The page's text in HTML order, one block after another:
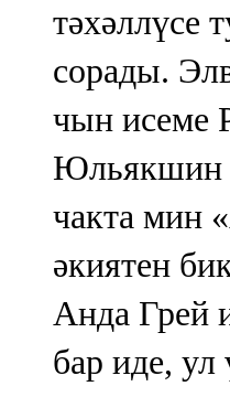
тәхәллүсе
сорады.
чын исеме
Юльякшин
чакта мин
әкиятен
Анда Грей
бар иде, ул